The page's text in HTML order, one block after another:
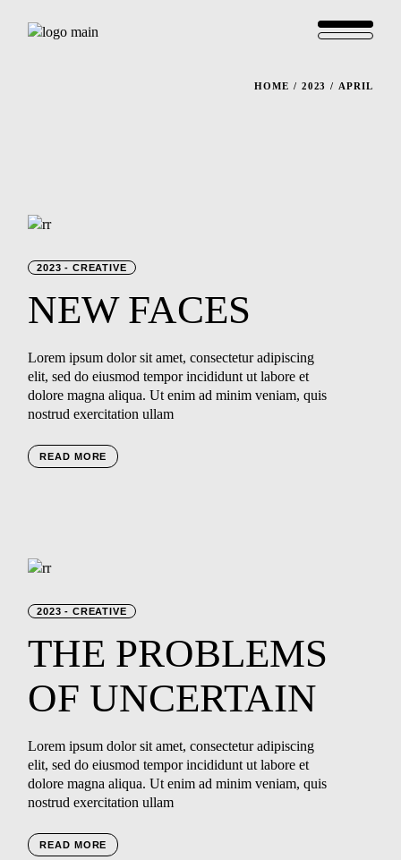
HOME 2023 APRIL
2023 CREATIVE
NEW FACES
Lorem ipsum dolor sit amet, consectetur adipiscing
elit, sed do eiusmod tempor incididunt ut labore et
dolore magna aliqua. Ut enim ad minim veniam, quis
nostrud exercitation ullam
READ MORE
2023 CREATIVE
THE PROBLEMS
OF UNCERTAIN
Lorem ipsum dolor sit amet, consectetur adipiscing
elit, sed do eiusmod tempor incididunt ut labore et
dolore magna aliqua. Ut enim ad minim veniam, quis
nostrud exercitation ullam
READ MORE